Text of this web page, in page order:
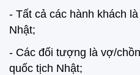
- Tất cả các hành khách
Nhật;
- Các đối tượng là vợ/
quốc tịch Nhật;